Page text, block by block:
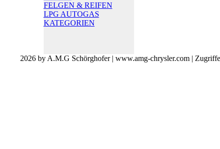
FELGEN & REIFEN
LPG AUTOGAS
KATEGORIEN
2026 by A.M.G Schörghofer | www.amg-chrysler.com |